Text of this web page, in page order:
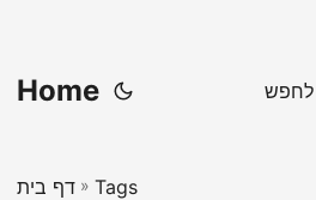
Home לחפש
דף בית » Tags